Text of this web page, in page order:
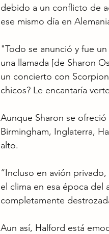
debido a un conflicto de
ese mismo día en
"Todo se anunció y fue
una llamada [de Sharon
un concierto con
chicos? Le encantaría
Aunque Sharon se
Birmingham, Inglaterra,
alto.
“Incluso en avión
el clima en esa época del
completamente
Aun así, Halford está